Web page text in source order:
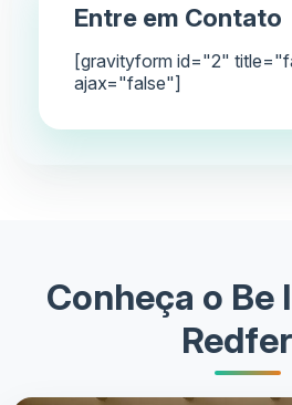
Entre em Contato
[gravityform id="2"
ajax="false"]
Conheça o Be